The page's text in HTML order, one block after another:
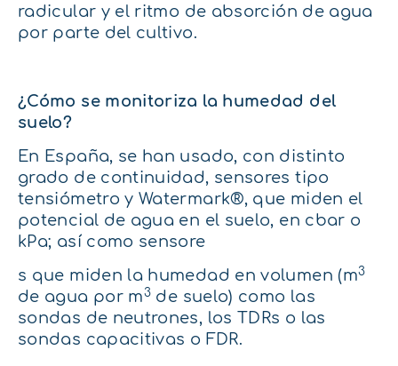
radicular y el ritmo de absorción de agua
por parte del cultivo.
¿Cómo se monitoriza la humedad del
suelo?
En España, se han usado, con distinto
grado de continuidad, sensores tipo
tensiómetro y Watermark®, que miden el
potencial de agua en el suelo, en cbar o
kPa; así como sensore
s que miden la humedad en volumen (m3
de agua por m3 de suelo) como las
sondas de neutrones, los TDRs o las
sondas capacitivas o FDR.